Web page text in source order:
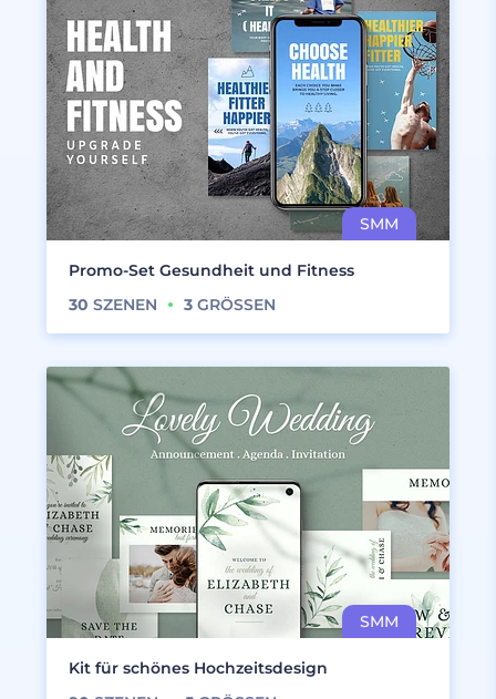
Promo-Set Gesundheit und Fitness
30 SZENEN 3 GRÖSSEN
Kit für schönes Hochzeitsdesign